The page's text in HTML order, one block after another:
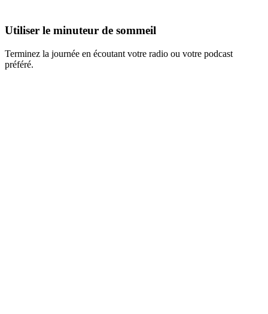
Utiliser le minuteur de sommeil
Terminez la journée en écoutant votre radio ou votre podcast
préféré.